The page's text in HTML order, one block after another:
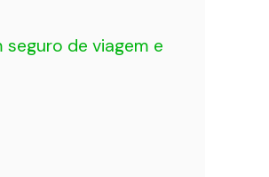
de viagem e